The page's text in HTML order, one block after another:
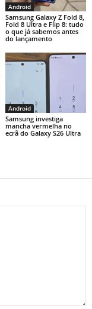
Android
Samsung Galaxy Z Fold 8,
Fold 8 Ultra e Flip 8: tudo
o que já sabemos antes
do lançamento
Android
Samsung investiga
mancha vermelha no
ecrã do Galaxy S26 Ultra